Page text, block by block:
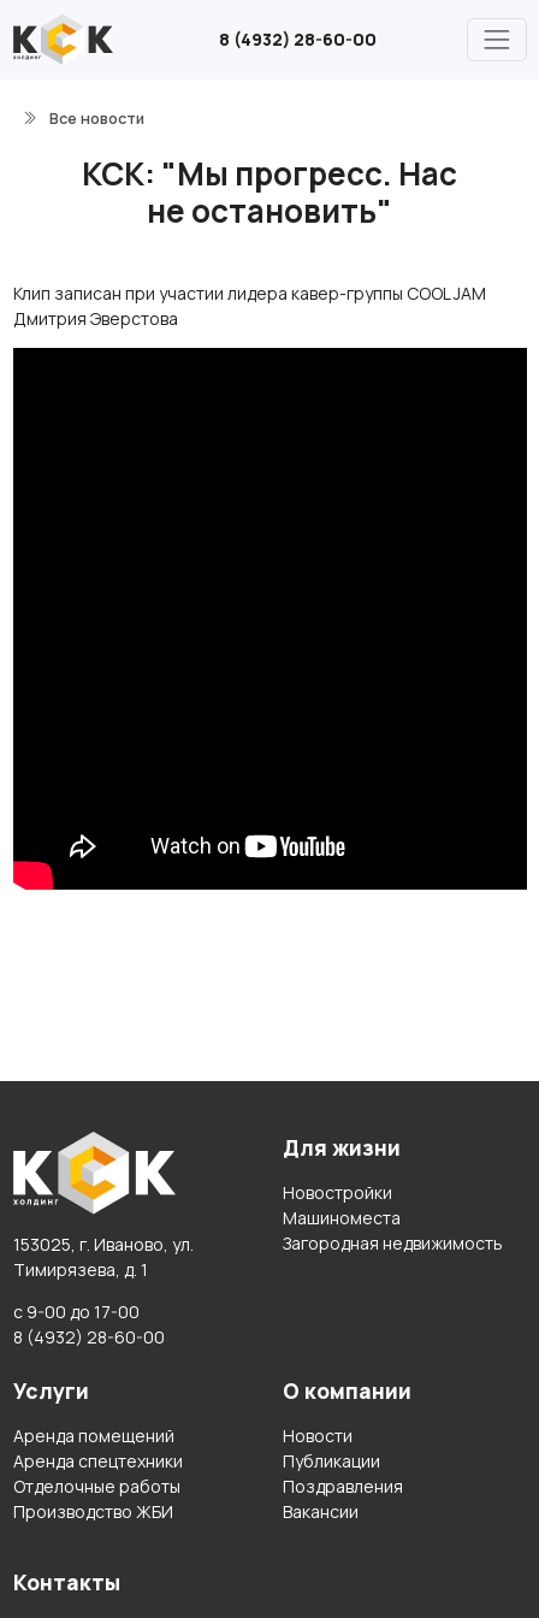
8 (4932) 28-60-00
Все новости
КСК: "Мы прогресс. Нас
не остановить"
Клип записан при участии лидера кавер-группы COOL JAM
Дмитрия Эверстова
153025, г. Иваново, ул.
Тимирязева, д. 1
с 9-00 до 17-00
8 (4932) 28-60-00
Для жизни
Новостройки
Машиноместа
Загородная недвижимость
Услуги
Аренда помещений
Аренда спецтехники
Отделочные работы
Производство ЖБИ
О компании
Новости
Публикации
Поздравления
Вакансии
Контакты